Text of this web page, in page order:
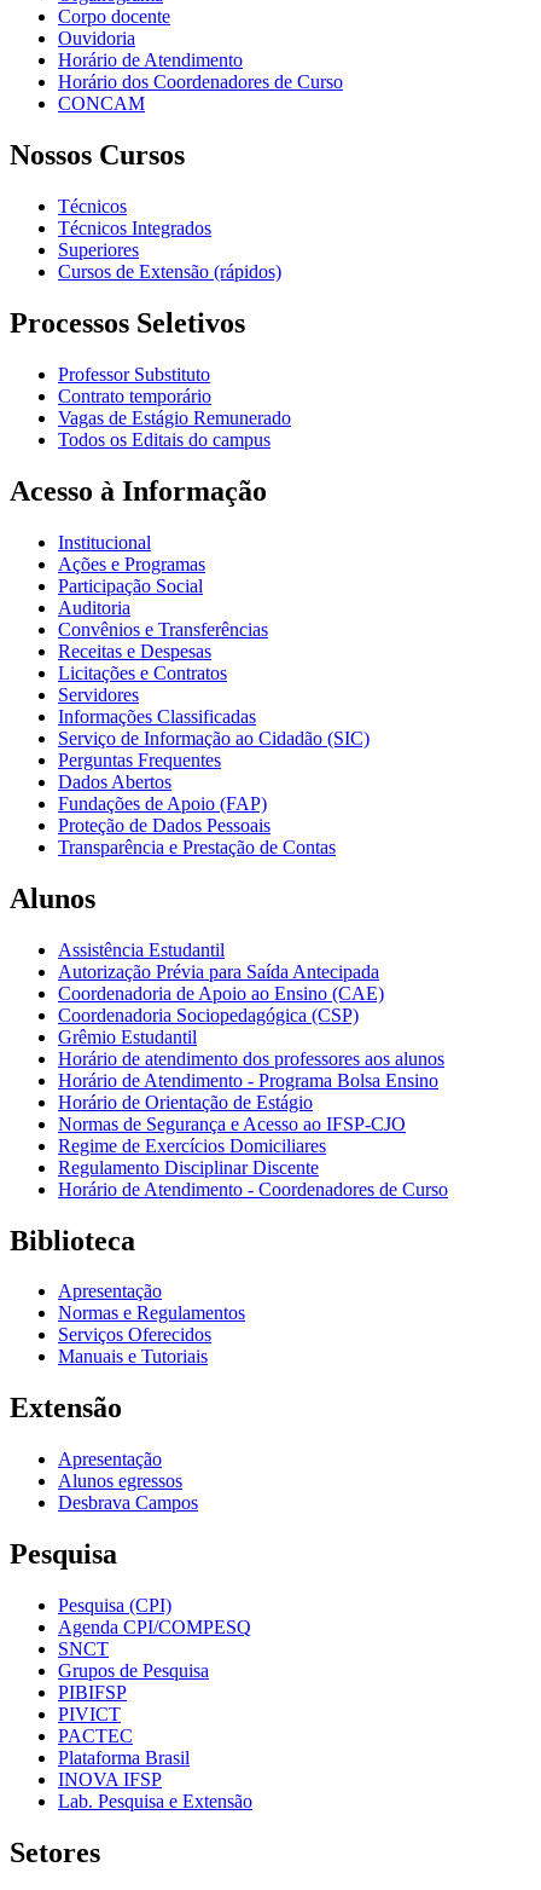
Corpo docente
Ouvidoria
Horário de Atendimento
Horário dos Coordenadores de Curso
CONCAM
Nossos Cursos
Técnicos
Técnicos Integrados
Superiores
Cursos de Extensão (rápidos)
Processos Seletivos
Professor Substituto
Contrato temporário
Vagas de Estágio Remunerado
Todos os Editais do campus
Acesso à Informação
Institucional
Ações e Programas
Participação Social
Auditoria
Convênios e Transferências
Receitas e Despesas
Licitações e Contratos
Servidores
Informações Classificadas
Serviço de Informação ao Cidadão (SIC)
Perguntas Frequentes
Dados Abertos
Fundações de Apoio (FAP)
Proteção de Dados Pessoais
Transparência e Prestação de Contas
Alunos
Assistência Estudantil
Autorização Prévia para Saída Antecipada
Coordenadoria de Apoio ao Ensino (CAE)
Coordenadoria Sociopedagógica (CSP)
Grêmio Estudantil
Horário de atendimento dos professores aos alunos
Horário de Atendimento - Programa Bolsa Ensino
Horário de Orientação de Estágio
Normas de Segurança e Acesso ao IFSP-CJO
Regime de Exercícios Domiciliares
Regulamento Disciplinar Discente
Horário de Atendimento - Coordenadores de Curso
Biblioteca
Apresentação
Normas e Regulamentos
Serviços Oferecidos
Manuais e Tutoriais
Extensão
Apresentação
Alunos egressos
Desbrava Campos
Pesquisa
Pesquisa (CPI)
Agenda CPI/COMPESQ
SNCT
Grupos de Pesquisa
PIBIFSP
PIVICT
PACTEC
Plataforma Brasil
INOVA IFSP
Lab. Pesquisa e Extensão
Setores